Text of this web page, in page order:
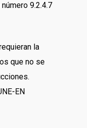
9.2.4.7
la
que no se
EN